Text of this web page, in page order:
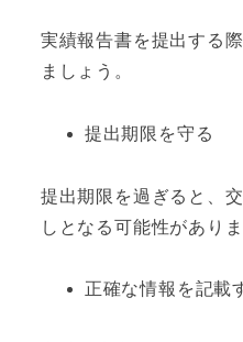
実績報告書を提出する
ましょう。
提出期限を守る
提出期限を過ぎると、
しとなる可能性がありま
正確な情報を記載